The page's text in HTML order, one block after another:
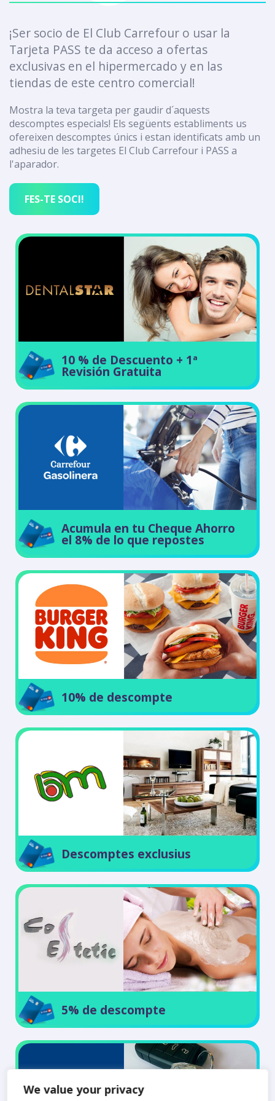
We value your privacy
¡Ser socio de El Club Carrefour o usar la
Tarjeta PASS te da acceso a ofertas
exclusivas en el hipermercado y en las
tiendas de este centro comercial!
Mostra la teva targeta per gaudir d´aquests
descomptes especials! Els següents establiments us
ofereixen descomptes únics i estan identificats amb un
adhesiu de les targetes El Club Carrefour i PASS a
l'aparador.
FES-TE SOCI!
10 % de Descuento + 1ª
Revisión Gratuita
Acumula en tu Cheque Ahorro
el 8% de lo que repostes
10% de descompte
Descomptes exclusius
5% de descompte